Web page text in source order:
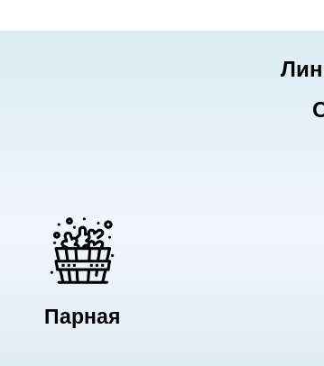
Парная